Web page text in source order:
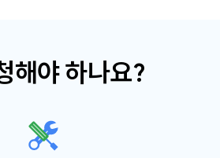
해야 하나요?